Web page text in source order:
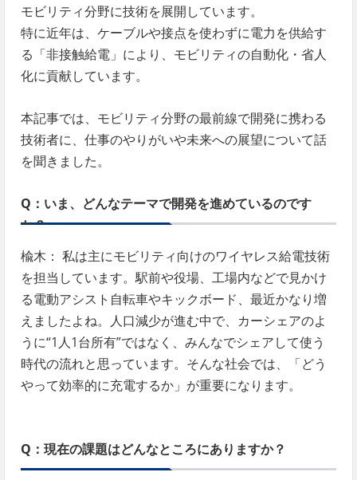
モビリティ分野に技術を展開しています。
特に近年は、ケーブルや接点を使わずに電力を供給す
る「非接触給電」により、モビリティの自動化・省人
化に貢献しています。
本記事では、モビリティ分野の最前線で開発に携わる
技術者に、仕事のやりがいや未来への展望について話
を聞きました。
Q：いま、どんなテーマで開発を進めているのです
か？
楡木： 私は主にモビリティ向けのワイヤレス給電技術
を担当しています。駅前や役場、工場内などで見かけ
る電動アシスト自転車やキックボード、最近かなり増
えましたよね。人口減少が進む中で、カーシェアのよ
うに“1人1台所有”ではなく、みんなでシェアして使う
時代の流れと思っています。そんな社会では、「どう
やって効率的に充電するか」が重要になります。
Q：現在の課題はどんなところにありますか？